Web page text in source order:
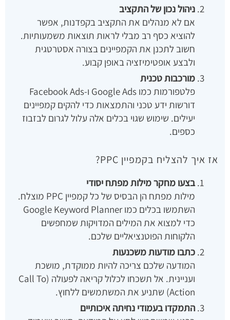
ניהול נכון של התקציב
אם לא מנהלים את התקציב בקפדנות, אפשר
להוציא כסף רב מבלי לראות תוצאות משמעותיות.
חשוב לתכנן את הקמפיינים בצורה אסטרטגית
ולבצע אופטימיזציה באופן קבוע.
מורכבות טכנית
פלטפורמות כמו Google Ads ו-Facebook Ads
דורשות ידע טכני והתמצאות כדי להקים קמפיינים
יעילים. שימוש שגוי בכלים אלה עלול לגרום לבזבוז
כספים.
אז איך להצליח בקמפיין PPC?
בצעו מחקר מילות מפתח יסודי
מילות מפתח הן הבסיס של כל קמפיין PPC מוצלח.
השתמשו בכלים כמו Google Keyword Planner
כדי למצוא את המילים המדויקות שמחפשים
הלקוחות הפוטנציאליים שלכם.
כתבו מודעות משכנעות
המודעה שלכם צריכה להיות ממוקדת, מושכת
ועניינית. אל תשכחו לכלול קריאה לפעולה (Call To
Action) שתניע את המשתמשים ללחוץ.
התמקדו בעמודי נחיתה איכותיים